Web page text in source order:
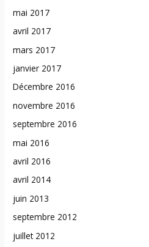
mai 2017
avril 2017
mars 2017
janvier 2017
Décembre 2016
novembre 2016
septembre 2016
mai 2016
avril 2016
avril 2014
juin 2013
septembre 2012
juillet 2012